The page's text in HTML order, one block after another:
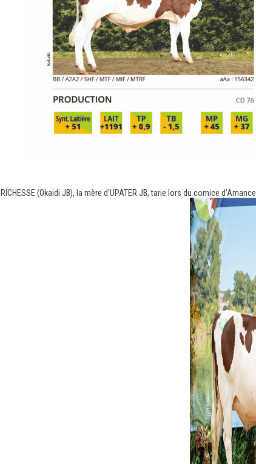
RICHESSE (Okaidi JB), la mère d’UPATER JB, tarie lors du comice